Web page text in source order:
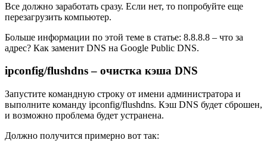
Все должно заработать сразу. Если нет, то попробуйте еще
перезагрузить компьютер.
Больше информации по этой теме в статье: 8.8.8.8 – что за
адрес? Как заменит DNS на Google Public DNS.
ipconfig/flushdns – очистка кэша DNS
Запустите командную строку от имени администратора и
выполните команду ipconfig/flushdns. Кэш DNS будет сброшен,
и возможно проблема будет устранена.
Должно получится примерно вот так: